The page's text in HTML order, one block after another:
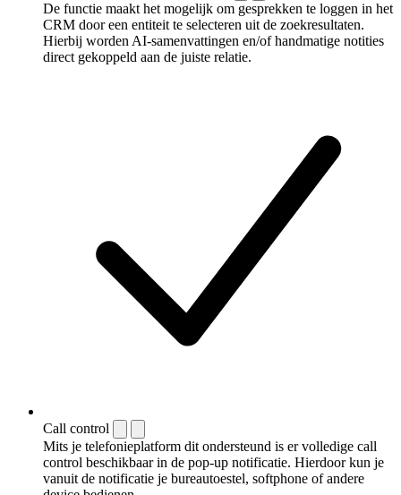
De functie maakt het mogelijk om gesprekken te loggen in het
CRM door een entiteit te selecteren uit de zoekresultaten.
Hierbij worden AI-samenvattingen en/of handmatige notities
direct gekoppeld aan de juiste relatie.
Call control
Mits je telefonieplatform dit ondersteund is er volledige call
control beschikbaar in de pop-up notificatie. Hierdoor kun je
vanuit de notificatie je bureautoestel, softphone of andere